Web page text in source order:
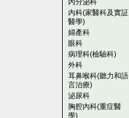
內分泌科
內科(家醫科及實証
醫學)
婦產科
眼科
病理科(檢驗科)
外科
耳鼻喉科(聽力和語
言治療)
泌尿科
胸腔內科(重症醫
學)